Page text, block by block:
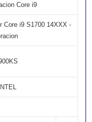
Core i9
Core i9 S1700 14XXX -